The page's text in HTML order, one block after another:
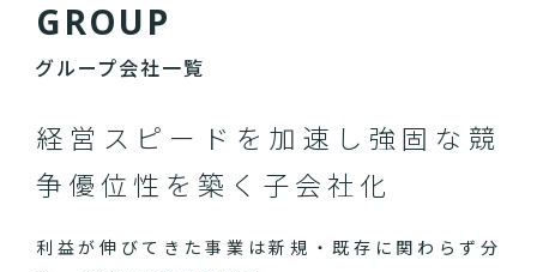
GROUP
グループ会社一覧
経営スピードを加速し 強固な競
争優位性を築く子会社化
利益が伸びてきた事業は新規・既存に関わらず分